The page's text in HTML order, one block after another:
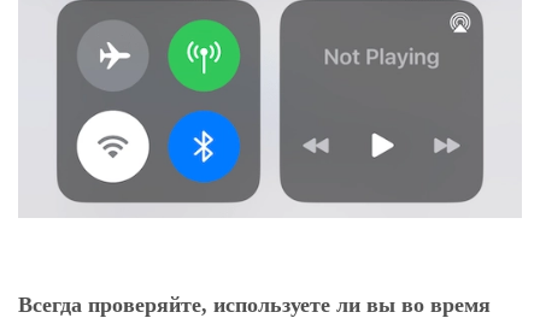
Всегда проверяйте, используете ли вы во время